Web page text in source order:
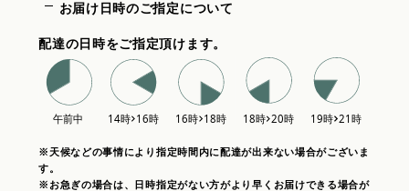
お届け日時のご指定について
配達の日時をご指定頂けます。
※天候などの事情により指定時間内に配達が出来ない場合がございま
す。
※お急ぎの場合は、日時指定がない方がより早くお届けできる場合が